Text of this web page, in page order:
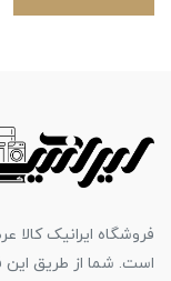
فروشگاه ایرانیک کالا
است. شما از طریق این